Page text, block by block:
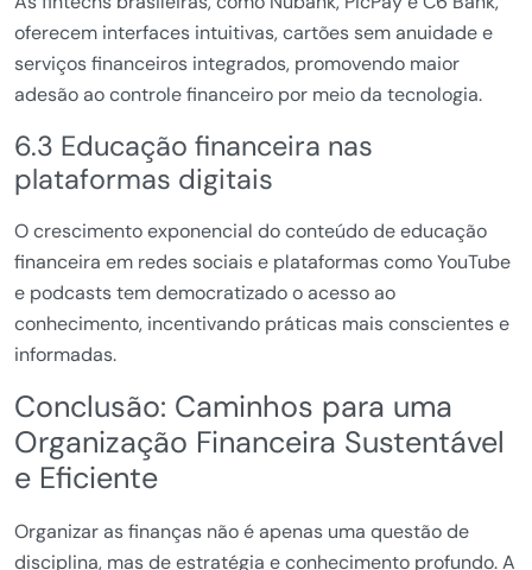
oferecem interfaces intuitivas, cartões sem anuidade e
serviços financeiros integrados, promovendo maior
adesão ao controle financeiro por meio da tecnologia.
6.3 Educação financeira nas
plataformas digitais
O crescimento exponencial do conteúdo de educação
financeira em redes sociais e plataformas como YouTube
e podcasts tem democratizado o acesso ao
conhecimento, incentivando práticas mais conscientes e
informadas.
Conclusão: Caminhos para uma
Organização Financeira Sustentável
e Eficiente
Organizar as finanças não é apenas uma questão de
disciplina, mas de estratégia e conhecimento profundo. A